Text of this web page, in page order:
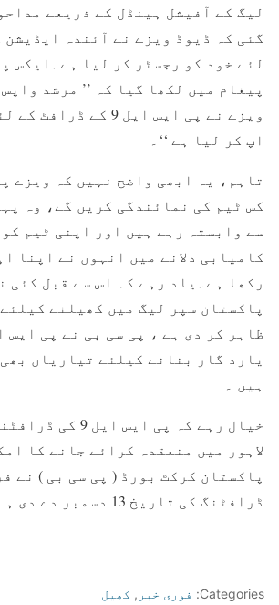
لیگ کے آفیشل ہینڈل کے ذریعے
گئی کہ ڈیوڈ ویزے نے آئندہ ایڈیشن
لئے خود کو رجسٹر کر لیا ہے۔ایکس
پیغام میں لکھا گیا کہ ’’ مرشد واپس
ویزے نے پی ایس ایل 9
اپ کر لیا ہے ‘‘۔
کس ٹیم کی نمائندگی کریں گے، وہ
سے وابستہ رہے ہیں اور اپنی ٹیم
کامیابی دلانے میں انہوں نے اپنا
رکھا ہے۔یاد رہے کہ اس سے قبل کئی
پاکستان سپر لیگ میں کھیلنے
ظاہر کر دی ہے ، پی سی بی نے پی ایس
یارد گار بنانے کیلئے تیاریاں
ہیں ۔
لاہور میں منعقدہ کرائے جانے کا
پاکستان کرکٹ بورڈ ( پی سی بی ) نے
ڈرافٹنگ کی تاریخ 13 دسمبر دے دی ہے۔
Categories: فوری خبر , کھیل